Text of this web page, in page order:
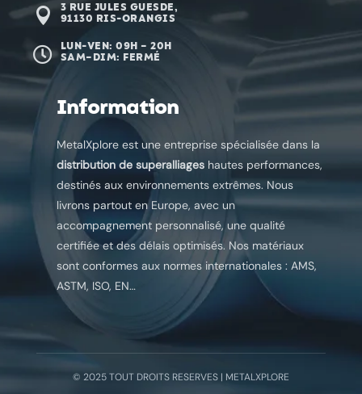

3 RUE JULES GUESDE,
91130 RIS-ORANGIS

LUN-VEN: 09H – 20H
SAM–DIM: FERMÉ
Information
MetalXplore est une entreprise spécialisée dans la
distribution de superalliageshautes performances,
destinés aux environnements extrêmes. Nous
livrons partout en Europe, avec un
accompagnement personnalisé, une qualité
certifiée et des délais optimisés. Nos matériaux
sont conformes aux normes internationales : AMS,
ASTM, ISO, EN…
© 2025 TOUT DROITS RESERVES | METALXPLORE